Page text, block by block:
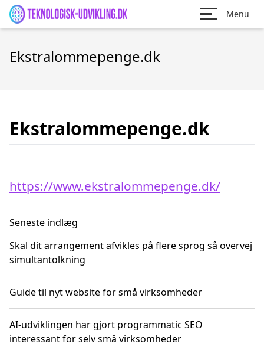
Menu
Ekstralommepenge.dk
Ekstralommepenge.dk
https://www.ekstralommepenge.dk/
Seneste indlæg
Skal dit arrangement afvikles på flere sprog så overvej
simultantolkning
Guide til nyt website for små virksomheder
AI-udviklingen har gjort programmatic SEO
interessant for selv små virksomheder